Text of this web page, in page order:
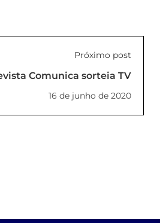
Próximo post
Comunica sorteia TV
16 de junho de 2020